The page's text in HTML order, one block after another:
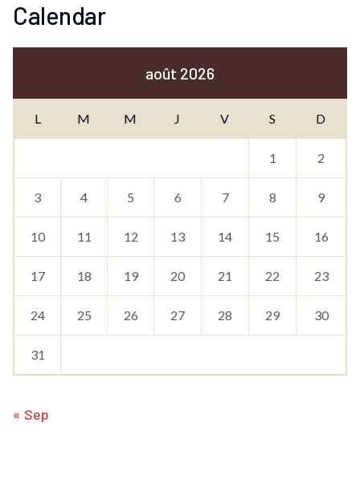
Calendar
août 2026
L M M J V S D
1 2
3 4 5 6 7 8 9
10 11 12 13 14 15 16
17 18 19 20 21 22 23
24 25 26 27 28 29 30
31
« Sep